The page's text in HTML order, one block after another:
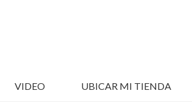
VIDEO UBICAR MI TIENDA